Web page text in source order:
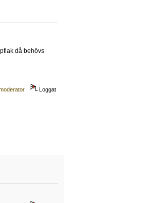
då behövs
Loggat